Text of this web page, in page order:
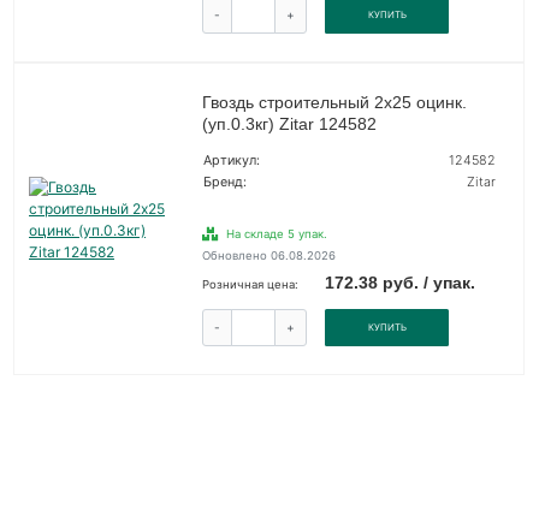
- + КУПИТЬ
Гвоздь строительный 2х25 оцинк.
(уп.0.3кг) Zitar 124582
Артикул:
124582
Бренд:
Zitar
На складе 5 упак.
Обновлено 06.08.2026
Розничная цена: 172.38 руб. / упак.
- + КУПИТЬ